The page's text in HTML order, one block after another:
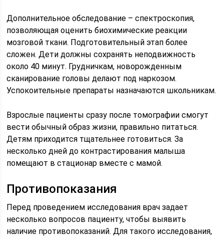
Дополнительное обследование – спектроскопия,
позволяющая оценить биохимические реакции
мозговой ткани. Подготовительный этап более
сложен. Дети должны сохранять неподвижность
около 40 минут. Грудничкам, новорожденным
сканирование головы делают под наркозом.
Успокоительные препараты назначаются школьникам.
Взрослые пациенты сразу после томографии смогут
вести обычный образ жизни, правильно питаться.
Детям приходится тщательнее готовиться. За
несколько дней до контрастирования малыша
помещают в стационар вместе с мамой.
Противопоказания
Перед проведением исследования врач задает
несколько вопросов пациенту, чтобы выявить
наличие противопоказаний. Для такого исследования,